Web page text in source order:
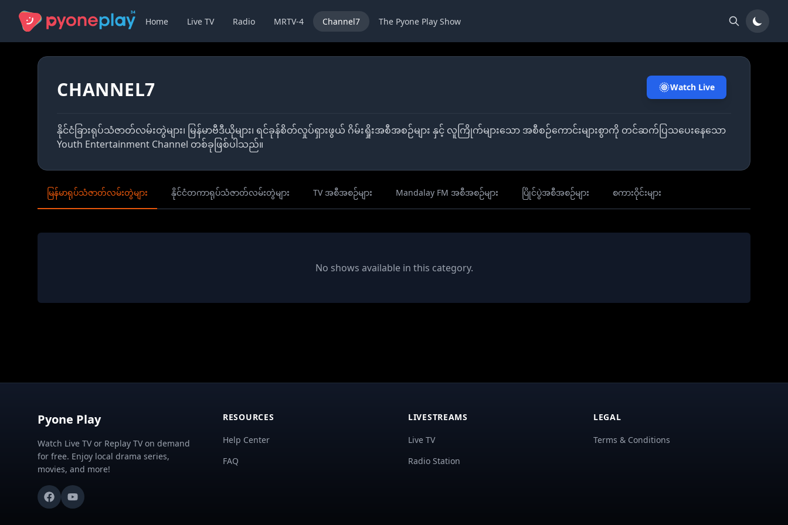
Home Live TV Radio MRTV-4 Channel7 The Pyone Play Show
CHANNEL7 Watch Live
နိုင်ငံခြားရုပ်သံဇာတ်လမ်းတွဲများ၊ မြန်မာဗီဒီယိုများ၊ ရင်ခုန်စိတ်လှုပ်ရှားဖွယ် ဂိမ်းရှိုးအစီအစဉ်များ နှင့် လူကြိုက်များသော အစီစဉ်ကောင်းများစွာကို တင်ဆက်ပြသပေးနေသော
Youth Entertainment Channel တစ်ခုဖြစ်ပါသည်။
မြန်မာရုပ်သံဇာတ်လမ်းတွဲများ နိုင်ငံတကာရုပ်သံဇာတ်လမ်းတွဲများ TV အစီအစဉ်များ Mandalay FM အစီအစဉ်များ ပြိုင်ပွဲအစီအစဉ်များ စကားဝိုင်းများ
No shows available in this category.
Pyone Play
Watch Live TV or Replay TV on demand
for free. Enjoy local drama series,
movies, and more!
RESOURCES
Help Center
FAQ
LIVESTREAMS
Live TV
Radio Station
LEGAL
Terms & Conditions